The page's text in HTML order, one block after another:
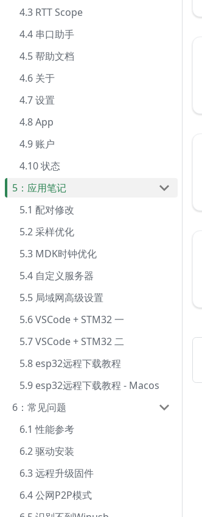
4.3 RTT Scope
4.4 串口助手
4.5 帮助文档
4.6 关于
4.7 设置
4.8 App
4.9 账户
4.10 状态
5：应用笔记
5.1 配对修改
5.2 采样优化
5.3 MDK时钟优化
5.4 自定义服务器
5.5 局域网高级设置
5.6 VSCode + STM32 一
5.7 VSCode + STM32 二
5.8 esp32远程下载教程
5.9 esp32远程下载教程 - Macos
6：常见问题
6.1 性能参考
6.2 驱动安装
6.3 远程升级固件
6.4 公网P2P模式